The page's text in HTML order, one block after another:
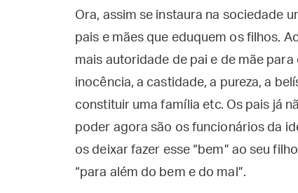
Ora, assim se instaura na sociedade
pais e mães que eduquem os filhos.
mais autoridade de pai e de mãe
inocência, a castidade, a pureza, a
constituir uma família etc. Os pais já
poder agora são os funcionários da
os deixar fazer esse “bem” ao seu
“para além do bem e do mal”.